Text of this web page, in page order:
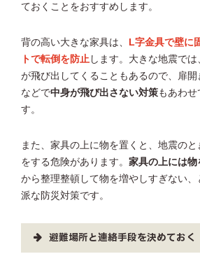
ておくことをおすすめします。
背の高い大きな家具は、 L字金具で壁に
トで転倒を防止 します。大きな地震で
が飛び出してくることもあるので、扉
などで中身が飛び出さない対策もあわ
す。
また、家具の上に物を置くと、地震の
をする危険があります。 家具の上には物
から整理整頓して物を増やしすぎない
派な防災対策です。
避難場所と連絡手段を決めておく